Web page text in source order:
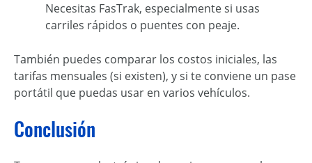
Necesitas FasTrak, especialmente si usas
carriles rápidos o puentes con peaje.
También puedes comparar los costos iniciales, las
tarifas mensuales (si existen), y si te conviene un pase
portátil que puedas usar en varios vehículos.
Conclusión